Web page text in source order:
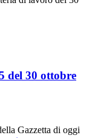
del 30 ottobre
Gazzetta di oggi